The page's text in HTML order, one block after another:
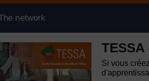
network
Si vous